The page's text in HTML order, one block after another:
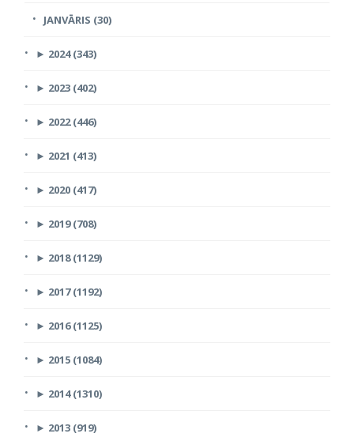
JANVĀRIS (30)
► 2024 (343)
► 2023 (402)
► 2022 (446)
► 2021 (413)
► 2020 (417)
► 2019 (708)
► 2018 (1129)
► 2017 (1192)
► 2016 (1125)
► 2015 (1084)
► 2014 (1310)
► 2013 (919)